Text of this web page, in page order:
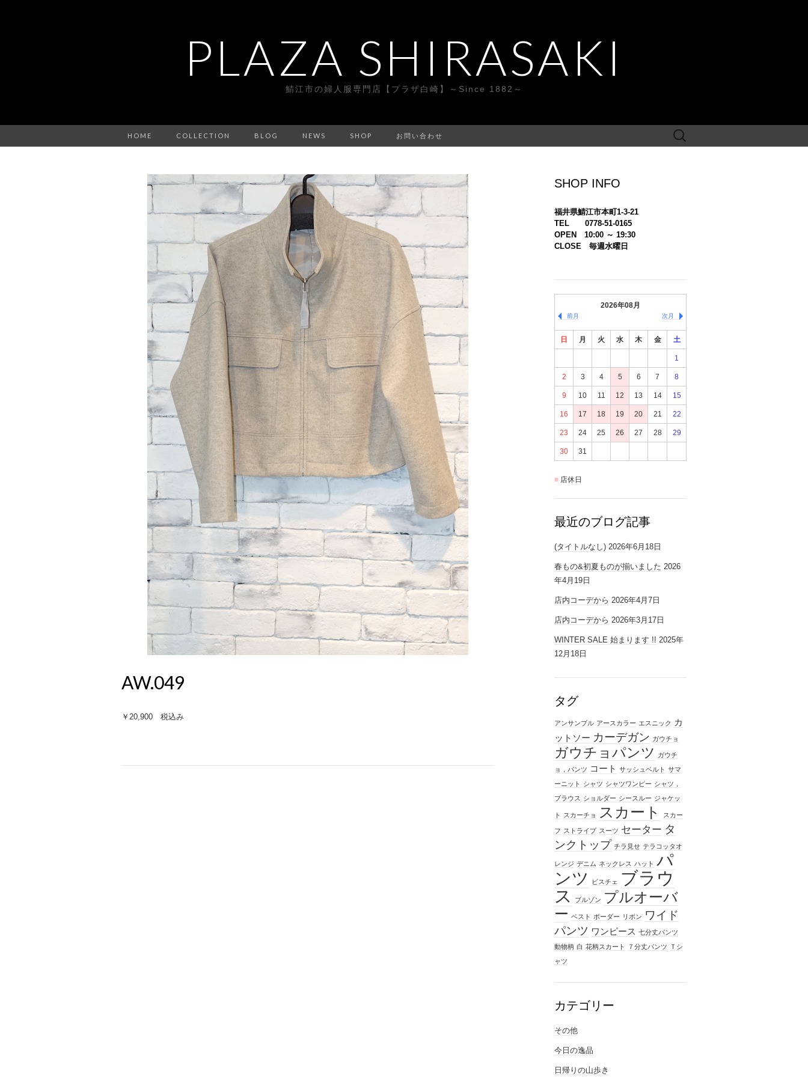
PLAZA SHIRASAKI
鯖江市の婦人服専門店【プラザ白崎】～Since 1882～
HOME COLLECTION BLOG NEWS SHOP お問い合わせ
検
索:
AW.049
￥20,900 税込み
SHOP INFO
福井県鯖江市本町1-3-21
TEL 0778-51-0165
OPEN 10:00 ～ 19:30
CLOSE 毎週水曜日
2026年08月
前月 次月
日 月 火 水 木 金 土
1
2 3 4 5 6 7 8
9 10 11 12 13 14 15
16 17 18 19 20 21 22
23 24 25 26 27 28 29
30 31
店休日
最近のブログ記事
(タイトルなし) 2026年6月18日
春もの&初夏ものが揃いました 2026
年4月19日
店内コーデから 2026年4月7日
店内コーデから 2026年3月17日
WINTER SALE 始まります !! 2025年
12月18日
タグ
アンサンブル アースカラー エスニック
カ
ットソー カーデガン ガウチョ
ガウチョパンツ
ガウチ
ョ，パンツ コート サッシュベルト サマ
ーニット シャツ シャツワンピー シャツ，
ブラウス ショルダー シースルー ジャケッ
ト スカーチョ スカート スカー
フ ストライプ スーツ セーター タ
ンクトップ チラ見せ テラコッタオ
レンジ デニム ネックレス ハット パ
ンツ
ビスチェ
ブラウ
ス
ブルゾン プルオーバ
ー ベスト ボーダー リボン ワイド
パンツ ワンピース 七分丈パンツ
動物柄 白 花柄スカート ７分丈パンツ
Ｔシ
ャツ
カテゴリー
その他
今日の逸品
日帰りの山歩き